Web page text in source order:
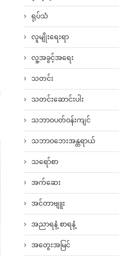
ရုပ်သံ
လူမျိုးရေးရာ
လူ့အခွင့်အရေး
သတင်း
သတင်းဆောင်းပါး
သဘာဝပတ်ဝန်းကျင်
သဘာဝဘေးအန္တရာယ်
သရော်စာ
အက်ဆေး
အင်တာဗျူး
အညာရနံ့ စာရနံ့
အတွေးအမြင်